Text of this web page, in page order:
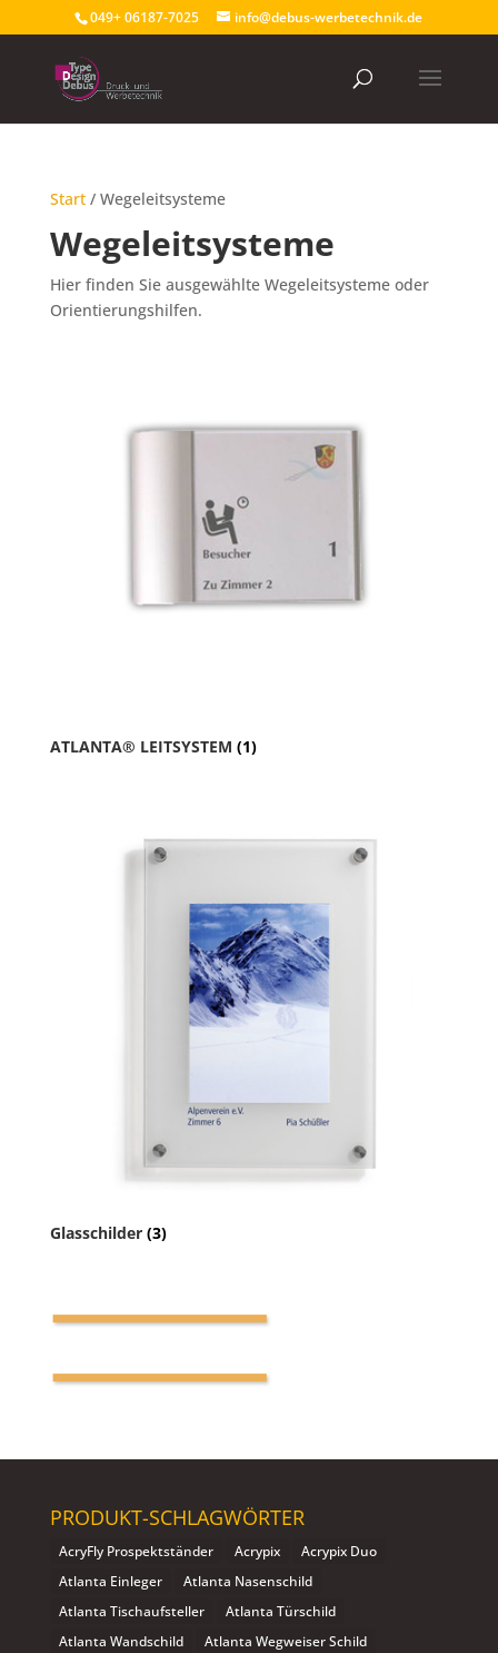
049+ 06187-7025 info@debus-werbetechnik.de
Start/ Wegeleitsysteme
Wegeleitsysteme
Hier finden Sie ausgewählte Wegeleitsysteme oder
Orientierungshilfen.
ATLANTA® LEITSYSTEM (1)
Glasschilder (3)
PRODUKT-SCHLAGWÖRTER
AcryFly Prospektständer Acrypix
Acrypix Duo
Atlanta Einleger
Atlanta Nasenschild
Atlanta Tischaufsteller
Atlanta Türschild
Atlanta Wandschild
Atlanta Wegweiser Schild